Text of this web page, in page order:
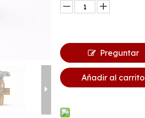
Preguntar
Añadir al carrito